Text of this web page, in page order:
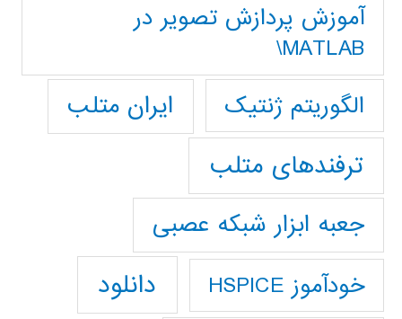
آموزش پردازش تصوير در
MATLAB\
الگوریتم ژنتیک
ایران متلب
ترفندهای متلب
جعبه ابزار شبکه عصبی
خودآموز HSPICE دانلود